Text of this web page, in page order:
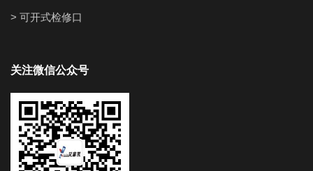
> 可开式检修口
关注微信公众号